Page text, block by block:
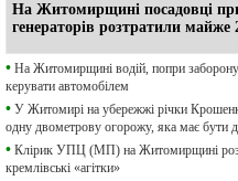
На Житомирщині посадовці
генераторів розтратили
• На Житомирщині водій, попри
керувати автомобілем
• У Житомирі на убережжі річки
одну двометрову огорожу, яка має бути
• Клірик УПЦ (МП) на Житомирщині
кремлівські «агітки»